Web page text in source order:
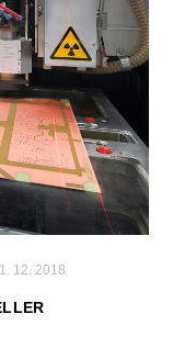
12. 2018